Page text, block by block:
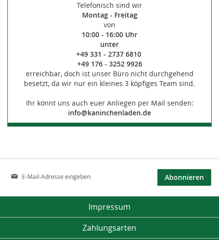
Telefonisch sind wir
Montag - Freitag
von
10:00 - 16:00 Uhr
unter
+49 331 - 2737 6810
+49 176 - 3252 9926
erreichbar, doch ist unser Büro nicht durchgehend
besetzt, da wir nur ein kleines 3 köpfiges Team sind.
Ihr könnt uns auch euer Anliegen per Mail senden:
info@kaninchenladen.de
Anmeldung
Abonnieren
Impressum
Zahlungsarten